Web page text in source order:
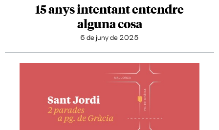
15 anys intentant entendre
alguna cosa
6 de juny de 2025